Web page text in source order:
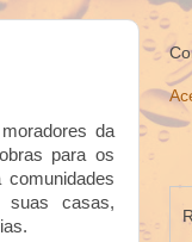
da
para os
suas casas,